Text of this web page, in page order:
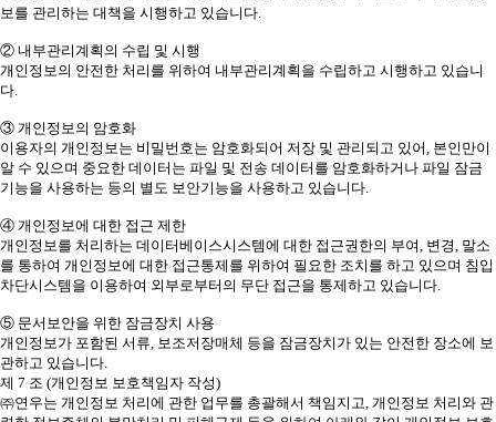
보를 관리하는 대책을 시행하고 있습니다.
② 내부관리계획의 수립 및 시행
개인정보의 안전한 처리를 위하여 내부관리계획을 수립하고 시행하고 있습니
다.
③ 개인정보의 암호화
이용자의 개인정보는 비밀번호는 암호화되어 저장 및 관리되고 있어, 본인만이
알 수 있으며 중요한 데이터는 파일 및 전송 데이터를 암호화하거나 파일 잠금
기능을 사용하는 등의 별도 보안기능을 사용하고 있습니다.
④ 개인정보에 대한 접근 제한
개인정보를 처리하는 데이터베이스시스템에 대한 접근권한의 부여, 변경, 말소
를 통하여 개인정보에 대한 접근통제를 위하여 필요한 조치를 하고 있으며 침입
차단시스템을 이용하여 외부로부터의 무단 접근을 통제하고 있습니다.
⑤ 문서보안을 위한 잠금장치 사용
개인정보가 포함된 서류, 보조저장매체 등을 잠금장치가 있는 안전한 장소에 보
관하고 있습니다.
제 7 조 (개인정보 보호책임자 작성)
㈜연우는 개인정보 처리에 관한 업무를 총괄해서 책임지고, 개인정보 처리와 관